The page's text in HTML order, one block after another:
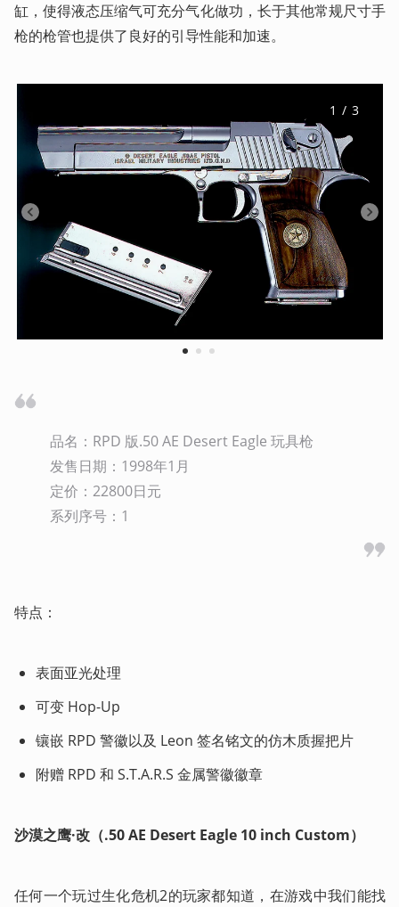
缸，使得液态压缩气可充分气化做功，长于其他常规尺寸手
枪的枪管也提供了良好的引导性能和加速。
1 2 3
1 / 3
品名：RPD 版.50 AE Desert Eagle 玩具枪
发售日期：1998年1月
定价：22800日元
系列序号：1
特点：
表面亚光处理
可变 Hop-Up
镶嵌 RPD 警徽以及 Leon 签名铭文的仿木质握把片
附赠 RPD 和 S.T.A.R.S 金属警徽徽章
沙漠之鹰·改（.50 AE Desert Eagle 10 inch Custom）
任何一个玩过生化危机2的玩家都知道，在游戏中我们能找